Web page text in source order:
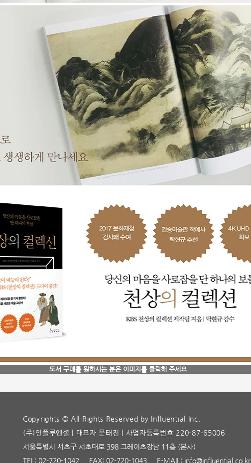
도서 구매를 원하시는 분은 이미지를 클릭해 주세요
Copyrights © All Rights Reserved by Influential Inc.
(주)인플루엔셜 | 대표자 문태진 | 사업자등록번호 220-87-65006
서울특별시 서초구 서초대로 398 그레이츠강남 11층 (본사)
TEL: 02-720-1042 FAX: 02-720-1043 E-MAIL: info@influential.co.kr